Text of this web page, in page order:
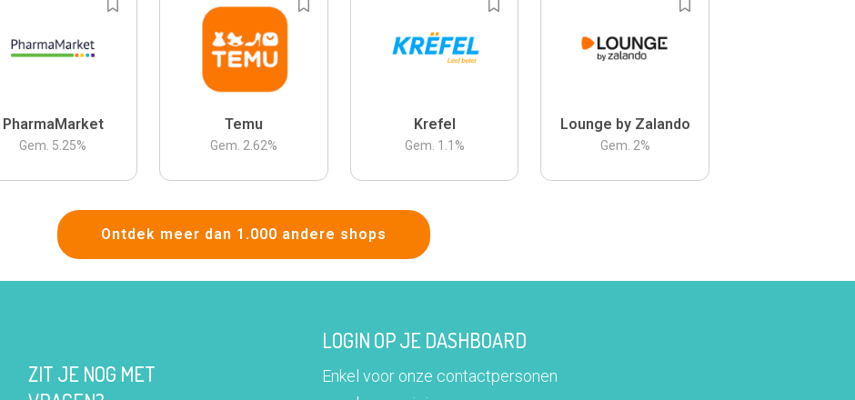
PharmaMarket
Gem. 5.25%
Temu
Gem. 2.62%
Krefel
Gem. 1.1 %
Lounge by Zalando
Gem. 2%
Ontdek meer dan 1.000 andere shops
ZIT JE NOG MET
LOGIN OP JE DASHBOARD
Enkel voor onze contactpersonen